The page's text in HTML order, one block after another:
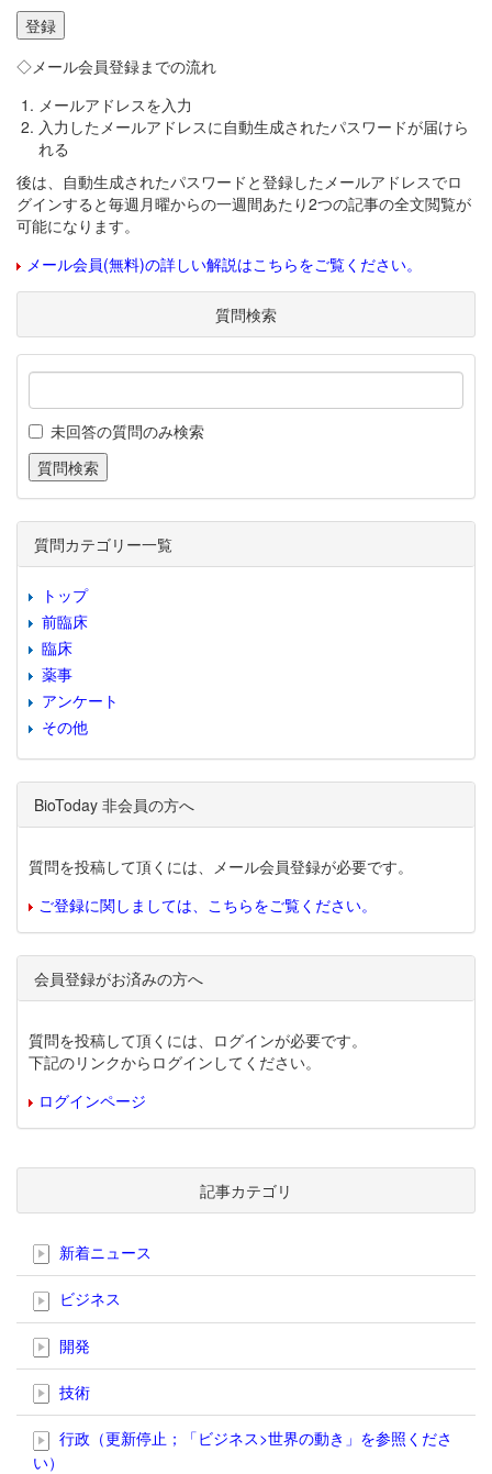
◇メール会員登録までの流れ
メールアドレスを入力
入力したメールアドレスに自動生成されたパスワードが届けら
れる
後は、自動生成されたパスワードと登録したメールアドレスでロ
グインすると毎週月曜からの一週間あたり2つの記事の全文閲覧が
可能になります。
メール会員(無料)の詳しい解説はこちらをご覧ください。
質問検索
未回答の質問のみ検索
質問カテゴリー一覧
トップ
前臨床
臨床
薬事
アンケート
その他
BioToday 非会員の方へ
質問を投稿して頂くには、メール会員登録が必要です。
ご登録に関しましては、こちらをご覧ください。
会員登録がお済みの方へ
質問を投稿して頂くには、ログインが必要です。
下記のリンクからログインしてください。
ログインページ
記事カテゴリ
新着ニュース
ビジネス
開発
技術
行政（更新停止；「ビジネス>世界の動き」を参照くださ
い）